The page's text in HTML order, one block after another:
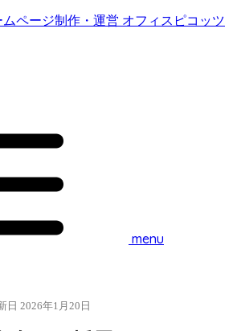
menu
日 2026年1月20日